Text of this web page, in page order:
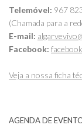
Telemóvel: 967
(Chamada para a
E-mail:
Facebook:
Veja a nossa ficha
AGENDA DE